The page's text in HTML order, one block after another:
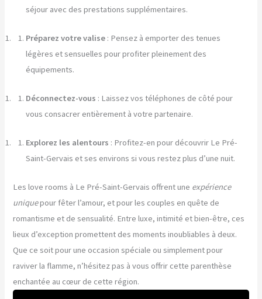
séjour avec des prestations supplémentaires.
Préparez votre valise : Pensez à emporter des tenues
légères et sensuelles pour profiter pleinement des
équipements.
Déconnectez-vous : Laissez vos téléphones de côté pour
vous consacrer entièrement à votre partenaire.
Explorez les alentours : Profitez-en pour découvrir Le Pré-
Saint-Gervais et ses environs si vous restez plus d’une nuit.
Les love rooms à Le Pré-Saint-Gervais offrent une expérience
uniquepour fêter l’amour, et pour les couples en quête de
romantisme et de sensualité. Entre luxe, intimité et bien-être, ces
lieux d’exception promettent des moments inoubliables à deux.
Que ce soit pour une occasion spéciale ou simplement pour
raviver la flamme, n’hésitez pas à vous offrir cette parenthèse
enchantée au cœur de cette région.